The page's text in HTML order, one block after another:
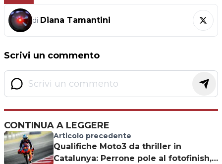
di Diana Tamantini
Scrivi un commento
CONTINUA A LEGGERE
Articolo precedente
Qualifiche Moto3 da thriller in
Catalunya: Perrone pole al fotofinish,